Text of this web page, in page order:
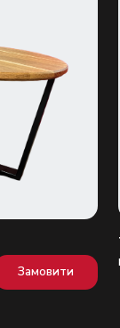
Замовити